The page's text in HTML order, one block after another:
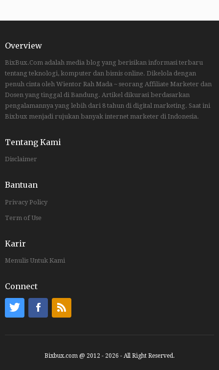
Overview
BixBux.Com adalah media blog yang berisikan informasi terbaru
tentang teknologi, komputer dan bisnis online. Dikelola dengan
penuh cinta oleh Wientor Rah Mada ~ seorang Affiliate Marketer dan
Dosen yang tinggal di Bandung. Artikel dikurasi berdasarkan
pengalamannya yang lebih dari 8 tahun di digital marketing. Saat ini
Bixbux menjadi rujukan banyak internet marketer di Indonesia.
Tentang Kami
Disclaimer
Bantuan
Privacy Policy
Term of Use
Karir
Menulis Untuk Kami
Connect
Bixbux.com @ 2012 - 2026 - All Right Reserved.